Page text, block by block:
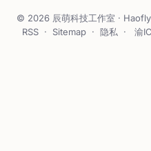
© 2026 辰萌科技工作室 ·
RSS · Sitemap · 隐私 · 渝